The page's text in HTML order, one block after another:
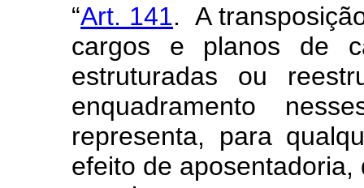
“Art. 141. A
cargos e planos de
estruturadas ou
enquadramento
representa, para
efeito de